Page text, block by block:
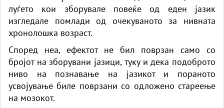
луѓето кои зборувале повеќе од еден јазик
изгледале помлади од очекуваното за нивната
хронолошка возраст.
Според неа, ефектот не бил поврзан само со
бројот на зборувани јазици, туку и дека подоброто
ниво на познавање на јазикот и пораното
усвојување биле поврзани со одложено стареење
на мозокот.